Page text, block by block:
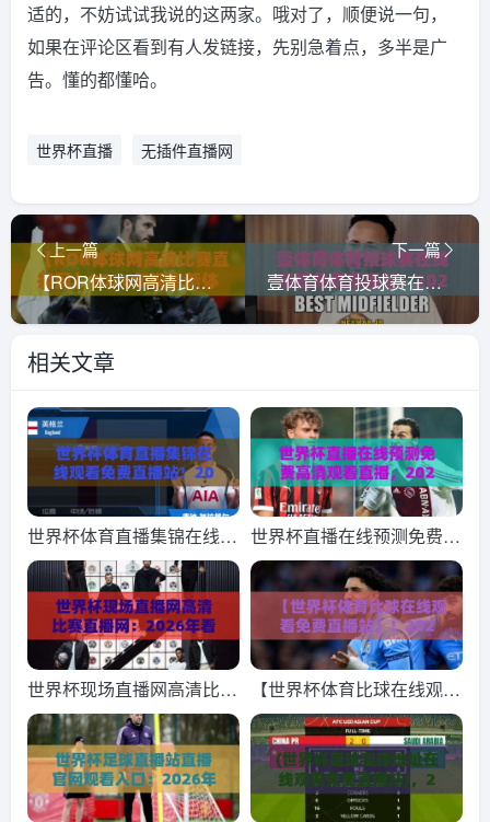
适的，不妨试试我说的这两家。哦对了，顺便说一句，
如果在评论区看到有人发链接，先别急着点，多半是广
告。懂的都懂哈。
世界杯直播 无插件直播网
上一篇
【ROR体球网高清比赛直播网】2026年观赛新体验：为什么球迷都说香？
下一篇
壹体育体育投球赛在线观看免费直播站：2026年最新观赛指南与实用技巧
相关文章
世界杯体育直播集锦在线观
看免费直播站！2026年最
佳观赛指南
世界杯直播在线预测免费高
清观看直播，2026年最新
观看渠道大揭秘（世界杯直
播）
世界杯现场直播网高清比赛
直播网：2026年看球新姿
势，这些平台让你身临其境
（世界杯现场直播）
【世界杯体育比球在线观看
免费直播站】！2026世界
杯免费直播平台推荐